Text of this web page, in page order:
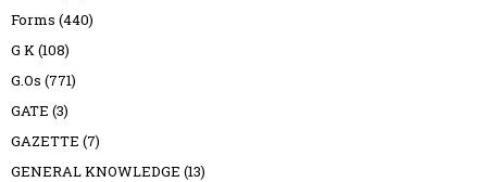
Forms (440)
G K(108)
G.Os (771)
GATE (3)
GAZETTE (7)
GENERAL KNOWLEDGE (13)